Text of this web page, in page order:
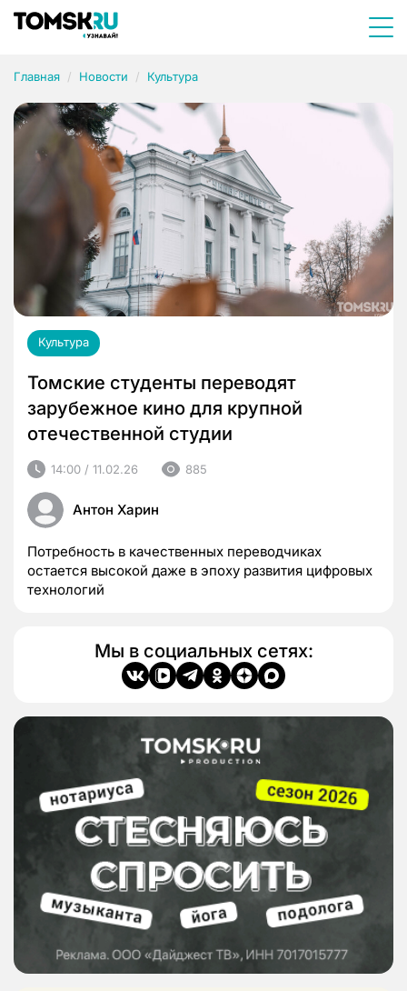
Главная Новости Культура
Культура
Томские студенты переводят
зарубежное кино для крупной
отечественной студии
14:00 / 11.02.26 885
Антон Харин
Потребность в качественных переводчиках
остается высокой даже в эпоху развития цифровых
технологий
Мы в социальных сетях: